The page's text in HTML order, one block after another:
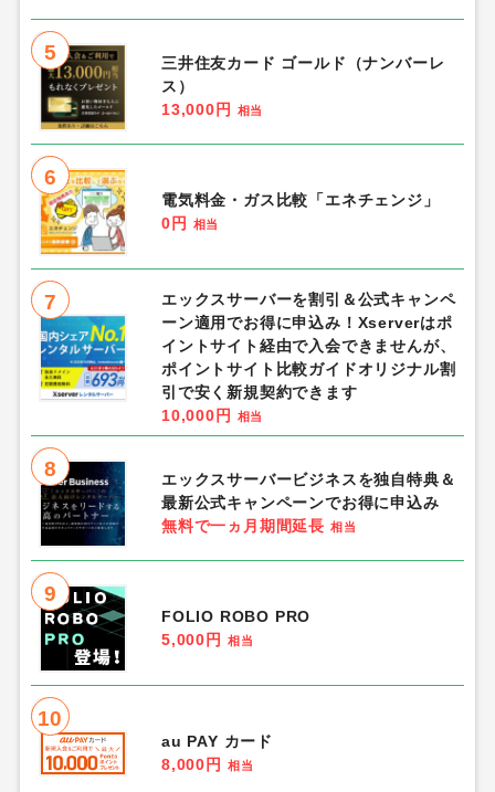
5
三井住友カード ゴールド（ナンバーレ
ス）
13,000円
相当
6
電気料金・ガス比較「エネチェンジ」
0円
相当
7
エックスサーバーを割引＆公式キャンペ
ーン適用でお得に申込み！Xserverはポ
イントサイト経由で入会できませんが、
ポイントサイト比較ガイドオリジナル割
引で安く新規契約できます
10,000円
相当
8
エックスサーバービジネスを独自特典＆
最新公式キャンペーンでお得に申込み
無料で一ヵ月期間延長 相当
9
FOLIO ROBO PRO
5,000円
相当
10
au PAY カード
8,000円
相当